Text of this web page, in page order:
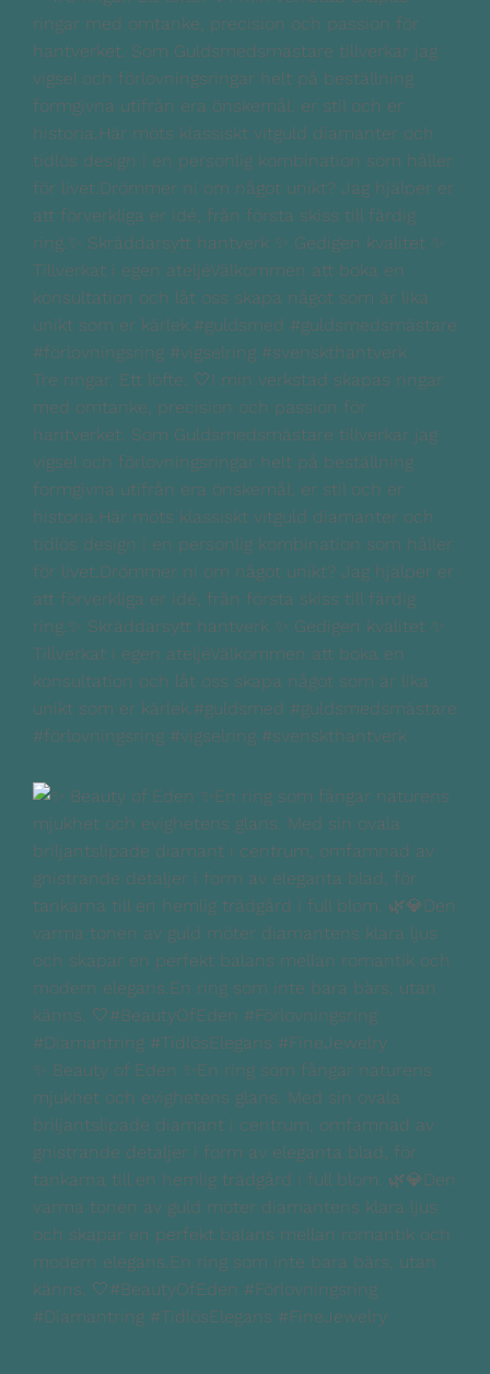
Tre ringar. Ett löfte. 🤍I min verkstad skapas ringar
med omtanke, precision och passion för
hantverket. Som Guldsmedsmästare tillverkar jag
vigsel och förlovningsringar helt på beställning
formgivna utifrån era önskemål, er stil och er
historia.Här möts klassiskt vitguld diamanter och
tidlös design i en personlig kombination som håller
för livet.Drömmer ni om något unikt? Jag hjälper er
att förverkliga er idé, från första skiss till färdig
ring.✨ Skräddarsytt hantverk ✨ Gedigen kvalitet ✨
Tillverkat i egen ateljéVälkommen att boka en
konsultation och låt oss skapa något som är lika
unikt som er kärlek.#guldsmed #guldsmedsmästare
#förlovningsring #vigselring #svenskthantverk
✨ Beauty of Eden ✨En ring som fångar naturens
mjukhet och evighetens glans. Med sin ovala
briljantslipade diamant i centrum, omfamnad av
gnistrande detaljer i form av eleganta blad, för
tankarna till en hemlig trädgård i full blom. 🌿💎Den
varma tonen av guld möter diamantens klara ljus
och skapar en perfekt balans mellan romantik och
modern elegans.En ring som inte bara bärs, utan
känns. 🤍#BeautyOfEden #Förlovningsring
#Diamantring #TidlösElegans #FineJewelry